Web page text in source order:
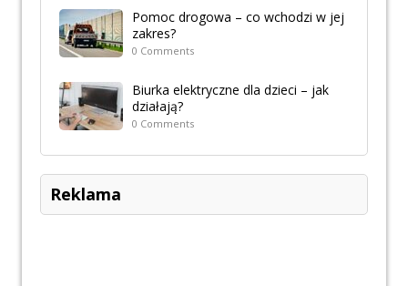
Pomoc drogowa – co wchodzi w jej
zakres?
0 Comments
Biurka elektryczne dla dzieci – jak
działają?
0 Comments
Reklama